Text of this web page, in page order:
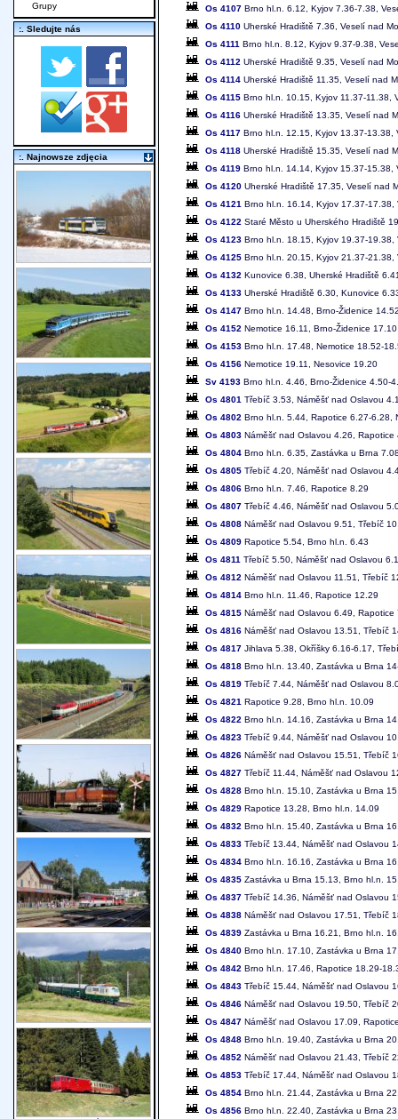
Os 4107 Brno hl.n. 6.12, Kyjov 7.36-7.38,
Os 4110 Uherské Hradiště 7.36, Veselí nad
Os 4111 Brno hl.n. 8.12, Kyjov 9.37-9.38,
Os 4112 Uherské Hradiště 9.35, Veselí nad
Os 4114 Uherské Hradiště 11.35, Veselí nad
Os 4115 Brno hl.n. 10.15, Kyjov 11.37-11.38,
Os 4116 Uherské Hradiště 13.35, Veselí nad
Os 4117 Brno hl.n. 12.15, Kyjov 13.37-13.38,
Os 4118 Uherské Hradiště 15.35, Veselí nad
Os 4119 Brno hl.n. 14.14, Kyjov 15.37-15.38,
Os 4120 Uherské Hradiště 17.35, Veselí nad
Os 4121 Brno hl.n. 16.14, Kyjov 17.37-17.38,
Os 4122 Staré Město u Uherského Hradiště
Os 4123 Brno hl.n. 18.15, Kyjov 19.37-
Os 4125 Brno hl.n. 20.15, Kyjov 21.37-21.38,
Os 4132 Kunovice 6.38, Uherské Hradiště
Os 4133 Uherské Hradiště 6.30, Kunovice
Os 4147 Brno hl.n. 14.48, Brno-Židenice
Os 4152 Nemotice 16.11, Brno-Židenice 17.10
Os 4153 Brno hl.n. 17.48, Nemotice 18.52-
Os 4156 Nemotice 19.11, Nesovice 19.20
Sv 4193 Brno hl.n. 4.46, Brno-Židenice 4.50-
Os 4801 Třebíč 3.53, Náměšť nad Oslavou
Os 4802 Brno hl.n. 5.44, Rapotice 6.27-6.28,
Os 4803 Náměšť nad Oslavou 4.26,
Os 4804 Brno hl.n. 6.35, Zastávka u Brna
Os 4805 Třebíč 4.20, Náměšť nad Oslavou
Os 4806 Brno hl.n. 7.46, Rapotice 8.29
Os 4807 Třebíč 4.46, Náměšť nad Oslavou
Os 4808 Náměšť nad Oslavou 9.51, Třebíč
Os 4809 Rapotice 5.54, Brno hl.n. 6.43
Os 4811 Třebíč 5.50, Náměšť nad Oslavou
Os 4812 Náměšť nad Oslavou 11.51, Třebíč
Os 4814 Brno hl.n. 11.46, Rapotice 12.29
Os 4815 Náměšť nad Oslavou 6.49,
Os 4816 Náměšť nad Oslavou 13.51, Třebíč
Os 4817 Jihlava 5.38, Okříšky 6.16-6.17,
Os 4818 Brno hl.n. 13.40, Zastávka u Brna
Os 4819 Třebíč 7.44, Náměšť nad Oslavou
Os 4821 Rapotice 9.28, Brno hl.n. 10.09
Os 4822 Brno hl.n. 14.16, Zastávka u Brna
Os 4823 Třebíč 9.44, Náměšť nad Oslavou
Os 4826 Náměšť nad Oslavou 15.51, Třebíč
Os 4827 Třebíč 11.44, Náměšť nad Oslavou
Os 4828 Brno hl.n. 15.10, Zastávka u Brna
Os 4829 Rapotice 13.28, Brno hl.n. 14.09
Os 4832 Brno hl.n. 15.40, Zastávka u Brna
Os 4833 Třebíč 13.44, Náměšť nad Oslavou
Os 4834 Brno hl.n. 16.16, Zastávka u Brna
Os 4835 Zastávka u Brna 15.13, Brno hl.n.
Os 4837 Třebíč 14.36, Náměšť nad Oslavou
Os 4838 Náměšť nad Oslavou 17.51, Třebíč
Os 4839 Zastávka u Brna 16.21, Brno hl.n.
Os 4840 Brno hl.n. 17.10, Zastávka u Brna
Os 4842 Brno hl.n. 17.46, Rapotice 18.29-
Os 4843 Třebíč 15.44, Náměšť nad Oslavou
Os 4846 Náměšť nad Oslavou 19.50, Třebíč
Os 4847 Náměšť nad Oslavou 17.09,
Os 4848 Brno hl.n. 19.40, Zastávka u Brna
Os 4852 Náměšť nad Oslavou 21.43, Třebíč
Os 4853 Třebíč 17.44, Náměšť nad Oslavou
Os 4854 Brno hl.n. 21.44, Zastávka u Brna
Os 4856 Brno hl.n. 22.40, Zastávka u Brna
Grupy
:. Sledujte nás
:. Najnowsze zdjęcia